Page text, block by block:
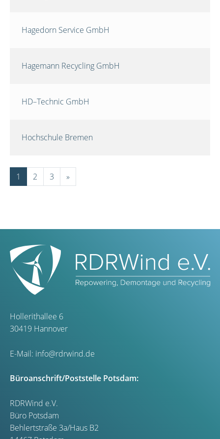
Hagedorn Service GmbH
Hagemann Recycling GmbH
HD–Technic GmbH
Hochschule Bremen
1 2 3 »
Hollerithallee 6
30419 Hannover
E-Mail: info@rdrwind.de
Büroanschrift/Poststelle Potsdam:
RDRWind e.V.
Büro Potsdam
Behlertstraße 3a/Haus B2